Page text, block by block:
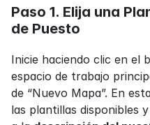
Paso 1. Elija una
de Puesto
Inicie haciendo clic en el
espacio de trabajo
de “Nuevo Mapa”. En
las plantillas disponibles